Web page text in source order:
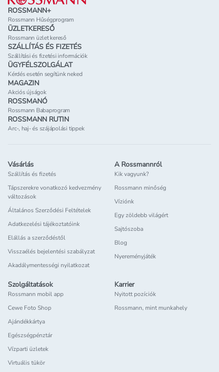
ROSSMANN+
Rossmann Hűségprogram
ÜZLETKERESŐ
Rossmann üzlet kereső
SZÁLLÍTÁS ÉS FIZETÉS
Szállítási és fizetési információk
ÜGYFÉLSZOLGÁLAT
Kérdés esetén segítünk neked
MAGAZIN
Akciós újságok
ROSSMANÓ
Rossmann Babaprogram
ROSSMANN RUTIN
Arc-, haj- és szájápolási tippek
Vásárlás
Szállítás és fizetés
Tápszerekre vonatkozó kedvezmény
változások
Általános Szerződési Feltételek
Adatkezelési tájékoztatóink
Elállás a szerződéstől
Visszaélés bejelentési szabályzat
Akadálymentességi nyilatkozat
A Rossmannról
Kik vagyunk?
Rossmann minőség
Víziónk
Egy zöldebb világért
Sajtószoba
Blog
Nyereményjáték
Szolgáltatások
Rossmann mobil app
Cewe Foto Shop
Ajándékkártya
Egészségpénztár
Vízparti üzletek
Virtuális tükör
Karrier
Nyitott pozíciók
Rossmann, mint munkahely